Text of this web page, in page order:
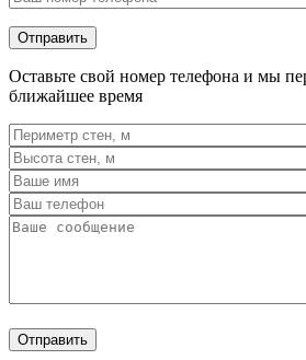
Оставьте свой номер телефона и мы
ближайшее время